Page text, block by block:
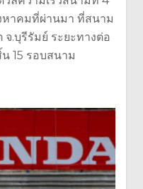
งหาคมที่ผ่านมา ที่สนาม
จ.บุรีรัมย์ ระยะทางต่อ
15 รอบสนาม